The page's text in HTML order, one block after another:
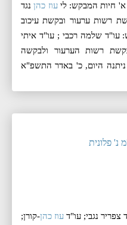
עוז כהןנגד
רשות ערעור ובקשת עיכוב
בשם המבקש: עו"ד שלמה רכבי ; עו"ד איתי
רשות הערעור ולבקשה
ביצוע עד ליום 16.3.2021. ניתנה היום, ‏כ' באדר התשפ"א
עוז כהן-קורן;